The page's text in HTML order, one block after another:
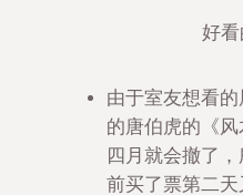
好
由于室友想看
的唐伯虎的《风
四月就会撤了，
前买了票第二天